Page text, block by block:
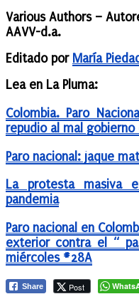
Various Authors –
AAVV-d.a.
Editado por María
Lea en La Pluma:
Colombia. Paro
repudio al mal
Paro nacional: jaque
La protesta masiva
pandemia
Paro nacional en
exterior contra el “
miércoles #28A
Share Post